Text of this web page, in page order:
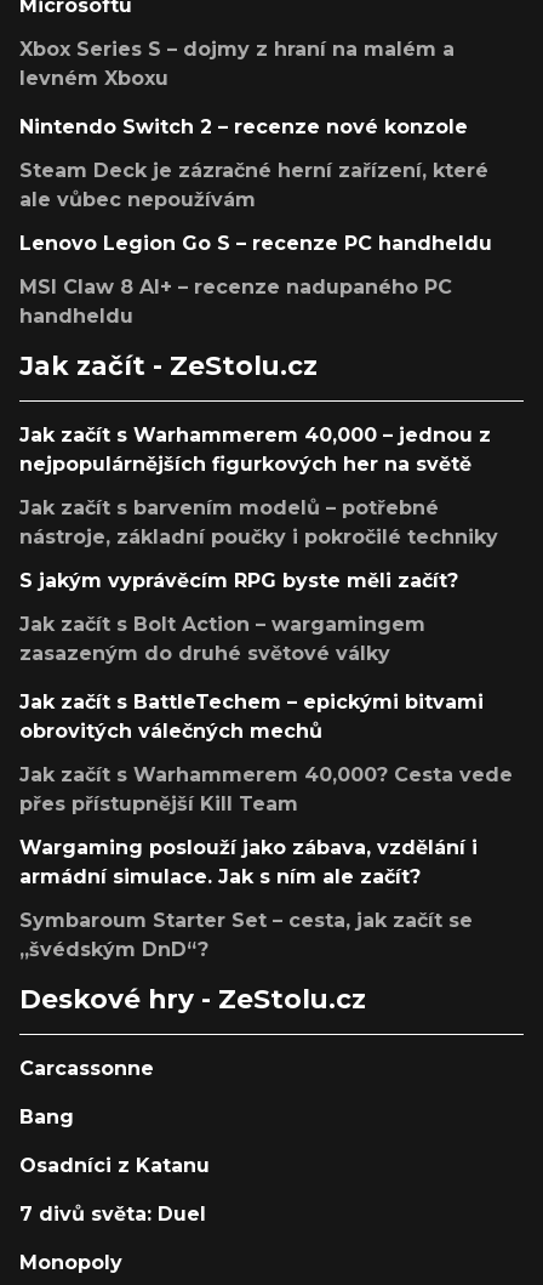
Microsoftu
Xbox Series S – dojmy z hraní na malém a
levném Xboxu
Nintendo Switch 2 – recenze nové konzole
Steam Deck je zázračné herní zařízení, které
ale vůbec nepoužívám
Lenovo Legion Go S – recenze PC handheldu
MSI Claw 8 AI+ – recenze nadupaného PC
handheldu
Jak začít - ZeStolu.cz
Jak začít s Warhammerem 40,000 – jednou z
nejpopulárnějších figurkových her na světě
Jak začít s barvením modelů – potřebné
nástroje, základní poučky i pokročilé techniky
S jakým vyprávěcím RPG byste měli začít?
Jak začít s Bolt Action – wargamingem
zasazeným do druhé světové války
Jak začít s BattleTechem – epickými bitvami
obrovitých válečných mechů
Jak začít s Warhammerem 40,000? Cesta vede
přes přístupnější Kill Team
Wargaming poslouží jako zábava, vzdělání i
armádní simulace. Jak s ním ale začít?
Symbaroum Starter Set – cesta, jak začít se
„švédským DnD“?
Deskové hry - ZeStolu.cz
Carcassonne
Bang
Osadníci z Katanu
7 divů světa: Duel
Monopoly